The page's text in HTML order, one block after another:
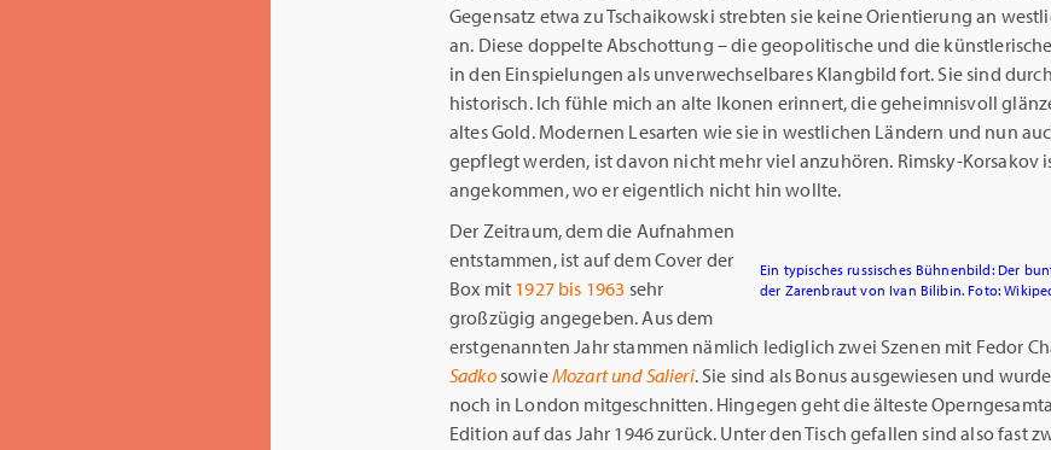
Gegensatz etwa zu Tschaikowski strebten sie keine Orientierung an
an. Diese doppelte Abschottung – die geopolitische und die
in den Einspielungen als unverwechselbares Klangbild fort. Sie sind
historisch. Ich fühle mich an alte Ikonen erinnert, die geheimnisvoll
altes Gold. Modernen Lesarten wie sie in westlichen Ländern und nun
gepflegt werden, ist davon nicht mehr viel anzuhören. Rimsky-Korsakov
angekommen, wo er eigentlich nicht hin wollte.
Ein typisches russisches Bühnenbild: Der
der Zarenbraut von Ivan Bilibin. Foto:
Der Zeitraum, dem die Aufnahmen
entstammen, ist auf dem Cover der
Box mit 1927 bis 1963 sehr
großzügig angegeben. Aus dem
erstgenannten Jahr stammen nämlich lediglich zwei Szenen mit Fedor
SadkosowieMozart und Salieri. Sie sind als Bonus ausgewiesen und
noch in London mitgeschnitten. Hingegen geht die älteste
Edition auf das Jahr 1946 zurück. Unter den Tisch gefallen sind also fast